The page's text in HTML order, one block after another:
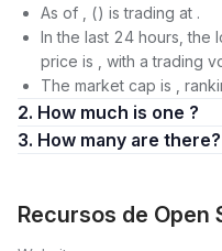
As of , () is trading at .
In the last 24 hours, the
price is , with a trading
The market cap is ,
2. How much is one ?
3. How many are there?
Recursos de Open